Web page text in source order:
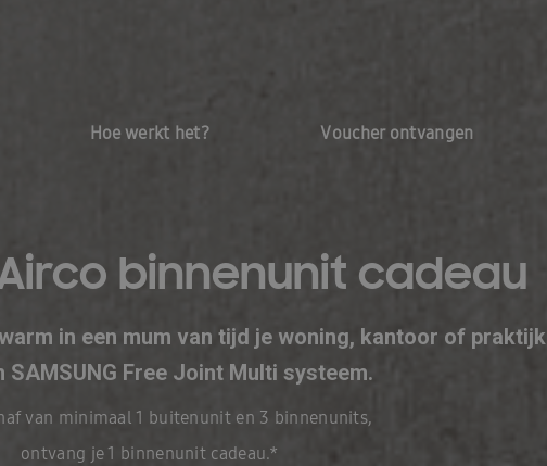
Hoe werkt het? Voucher ontvangen
binnenunit cadeau
in een mum van tijd je woning, kantoor of praktijk
SAMSUNG Free Joint Multi systeem.
van minimaal 1 buitenunit en 3 binnenunits,
ontvang je 1 binnenunit cadeau.*